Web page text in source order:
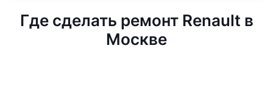
Где сделать ремонт Renault в
Москве